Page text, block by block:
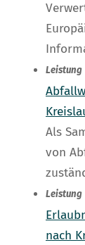
Leistung
Als
von
Leistung
nach